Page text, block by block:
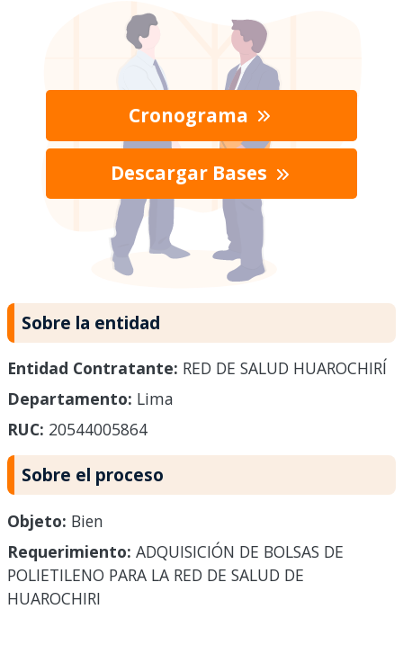
Cronograma
Descargar Bases
Sobre la entidad
Entidad Contratante: RED DE SALUD HUAROCHIRÍ
Departamento: Lima
RUC: 20544005864
Sobre el proceso
Objeto: Bien
Requerimiento: ADQUISICIÓN DE BOLSAS DE
POLIETILENO PARA LA RED DE SALUD DE
HUAROCHIRI